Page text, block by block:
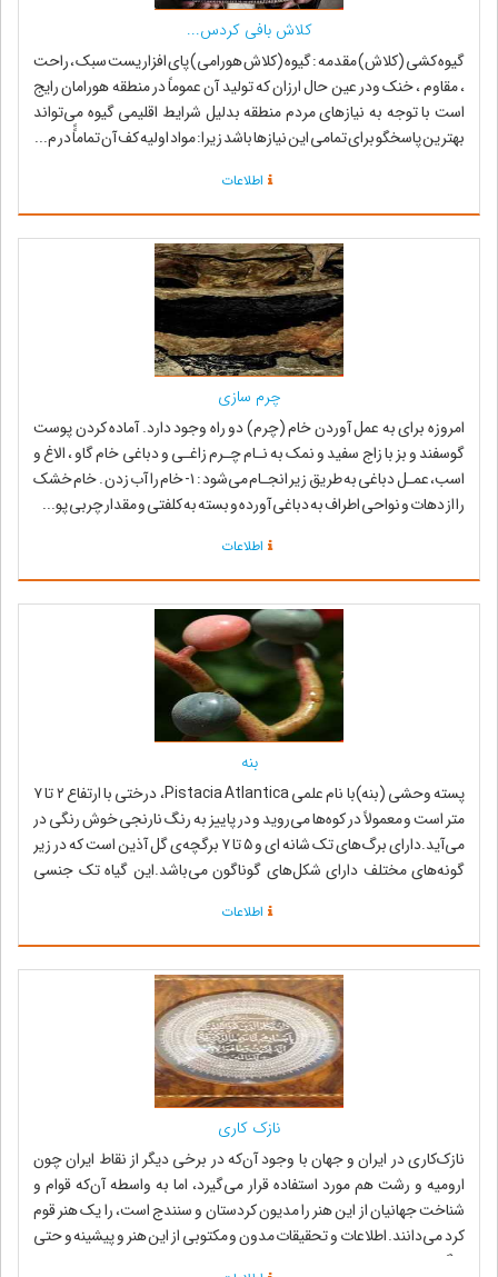
کلاش بافی کردس...
گیوه کشی (کلاش) مقدمه : گیوه (کلاش هورامی) پای افزاریست سبک ، راحت
، مقاوم ، خنک ودر عین حال ارزان که تولید آن عموماً در منطقه هورامان رایج
است با توجه به نیازهای مردم منطقه بدلیل شرایط اقلیمی گیوه می‌تواند
بهترین پاسخگو برای تمامی این نیازها باشد زیرا: مواد اولیه کف آن تماماًً در م...
اطلاعات
چرم سازی
امروزه برای به عمل آوردن خام (چرم) دو راه وجود دارد. آماده کردن پوست
گوسفند و بز با زاج سفید و نمک به نـام چـرم زاغـی و دباغی خام گاو ، الاغ و
اسب، عمـل دباغی به طریق زیر انجـام می‌شود : ۱- خام را آب زدن . خام خشک
را از دهات و نواحی اطراف به دباغی آورده و بسته به کلفتی و مقدار چربی پو...
اطلاعات
بنه
پسته وحشی (بنه)با نام علمی Pistacia Atlantica، درختی با ارتفاع ۲ تا ۷
متر است و معمولاً در کوه‌ها می‌روید و در پاییز به رنگ نارنجی خوش رنگی در
می‌آید.دارای برگ‌های تک شانه ای و ۵ تا ۷ برگچه‌ی گل آذین است که در زیر
گونه‌های مختلف دارای شکل‌های گوناگون می‌باشد.این گیاه تک جنسی
اطلاعات
نازک کاری
نازک‌کاری در ایران و جهان با وجود آن‌که در برخی دیگر از نقاط ایران چون
ارومیه و رشت هم مورد استفاده قرار می‌گیرد، اما به واسطه آن‌که قوام و
شناخت جهانیان از این هنر را مدیون کردستان و سنندج است، را یک هنر قوم
کرد می‌دانند. اطلاعات و تحقیقات مدون و مکتوبی از این هنر و پیشینه و حتی
چگون...